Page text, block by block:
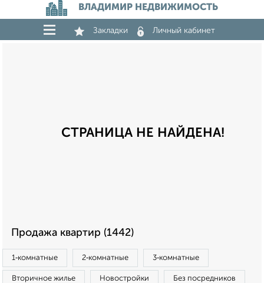
ВЛАДИМИР НЕДВИЖИМОСТЬ
Закладки Личный кабинет
СТРАНИЦА НЕ НАЙДЕНА!
Продажа квартир (1442)
1‑комнатные 2‑комнатные 3‑комнатные
Вторичное жилье Новостройки Без посредников